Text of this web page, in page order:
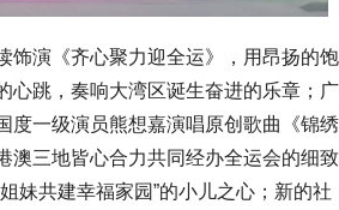
饰演《齐心聚力迎全运》，用昂扬的饱
心跳，奏响大湾区诞生奋进的乐章；广
度一级演员熊想嘉演唱原创歌曲《锦绣
澳三地皆心合力共同经办全运会的细致
妹共建幸福家园”的小儿之心；新的社